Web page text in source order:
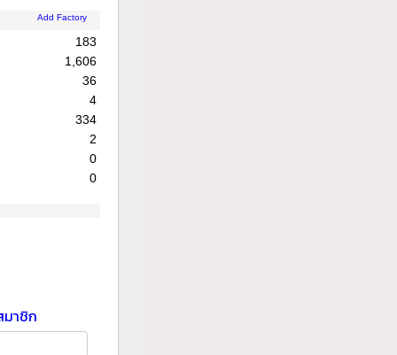
Add Factory
183
1,606
36
4
334
2
0
0